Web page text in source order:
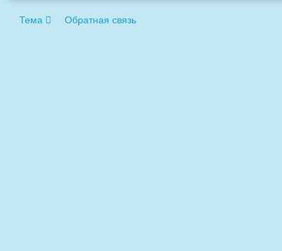
Тема Обратная связь